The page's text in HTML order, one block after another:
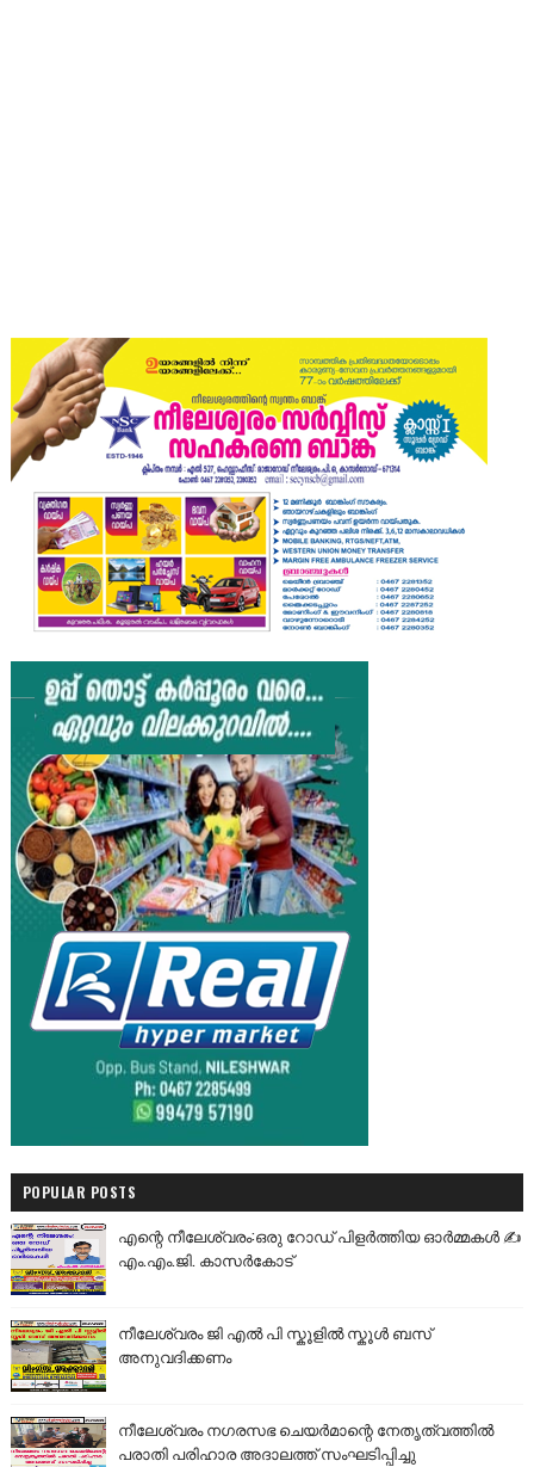
POPULAR POSTS
എന്റെ നീലേശ്വരം:ഒരു റോഡ് പിളർത്തിയ ഓർമ്മകൾ ✍️
എം.എം.ജി. കാസർകോട്
നീലേശ്വരം ജി എൽ പി സ്കൂളിൽ സ്കൂൾ ബസ്
അനുവദിക്കണം
നീലേശ്വരം നഗരസഭ ചെയർമാന്റെ നേതൃത്വത്തിൽ
പരാതി പരിഹാര അദാലത്ത് സംഘടിപ്പിച്ചു